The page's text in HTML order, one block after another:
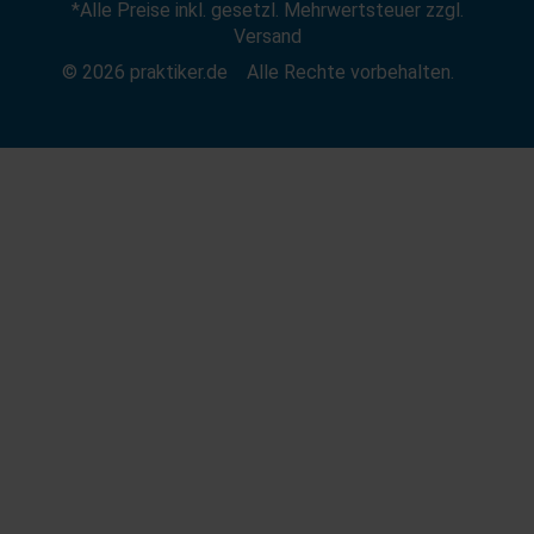
News
Zum Händler-Login
Affiliate Partnerprogramm
*Alle Preise inkl. gesetzl. Mehrwertsteuer zzgl.
Versand
© 2026 praktiker.de
Alle Rechte vorbehalten.